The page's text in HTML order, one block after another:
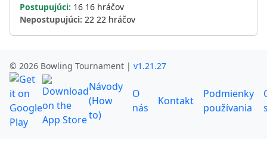
Postupujúci: 16 16 hráčov
Nepostupujúci: 22 22 hráčov
© 2026 Bowling Tournament | v1.21.27
Návody
(How
to)
O
nás
Kontakt
Podmienky
používania